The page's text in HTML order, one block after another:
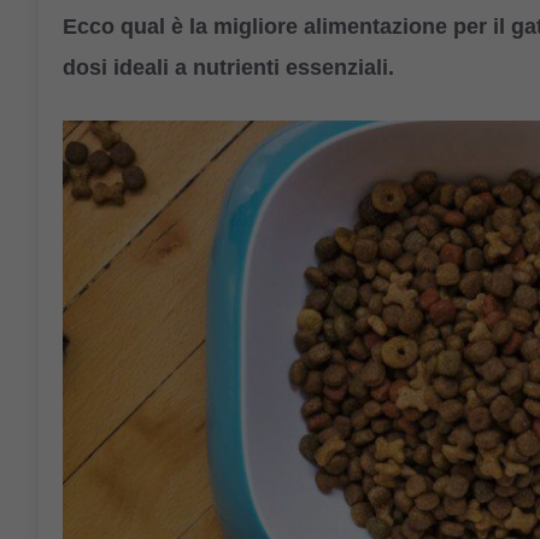
Ecco qual è la migliore alimentazione per il
dosi ideali a nutrienti essenziali.